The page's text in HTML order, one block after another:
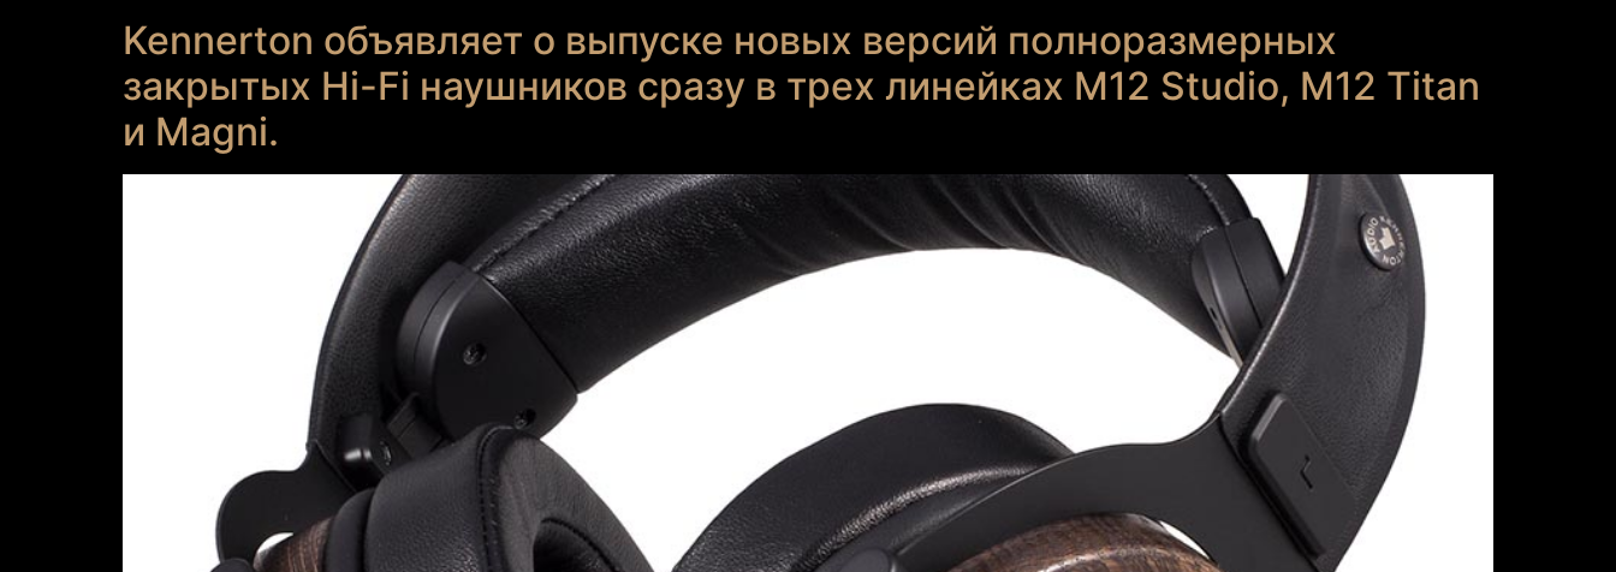
Kennerton объявляет о выпуске новых версий полноразмерных
закрытых Hi-Fi наушников сразу в трех линейках M12 Studio, M12 Titan
и Magni.